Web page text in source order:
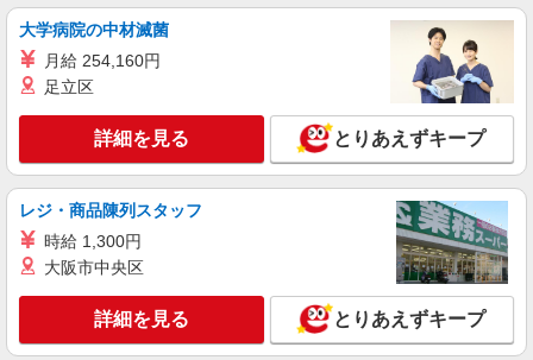
大学病院の中材滅菌
月給 254,160円
足立区
詳細を見る とりあえずキープ
レジ・商品陳列スタッフ
時給 1,300円
大阪市中央区
詳細を見る とりあえずキープ